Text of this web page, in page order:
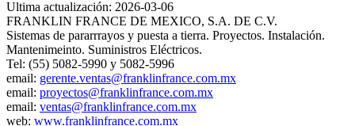
Ultima actualización: 2026-03-06
FRANKLIN FRANCE DE MEXICO, S.A. DE C.V.
Sistemas de pararrrayos y puesta a tierra. Proyectos. Instalación.
Mantenimeinto. Suministros Eléctricos.
Tel: (55) 5082-5990 y 5082-5996
email: gerente.ventas@franklinfrance.com.mx
email: proyectos@franklinfrance.com.mx
email: ventas@franklinfrance.com.mx
web: www.franklinfrance.com.mx